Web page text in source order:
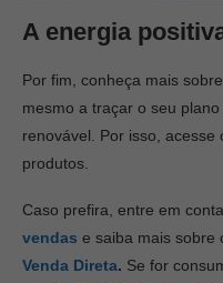
A energia
Por fim, conheça mais
mesmo a traçar o seu
renovável. Por isso, acesse
produtos.
Caso prefira, entre em
vendas e saiba mais sobre
Venda Direta. Se for